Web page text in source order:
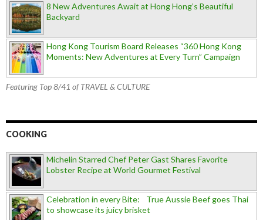
8 New Adventures Await at Hong Hong’s Beautiful
Backyard
Hong Kong Tourism Board Releases “360 Hong Kong
Moments: New Adventures at Every Turn” Campaign
Featuring Top 8/41 of TRAVEL & CULTURE
COOKING
Michelin Starred Chef Peter Gast Shares Favorite
Lobster Recipe at World Gourmet Festival
Celebration in every Bite: True Aussie Beef goes Thai
to showcase its juicy brisket